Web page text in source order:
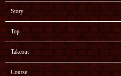
Story
Top
Takeout
Course